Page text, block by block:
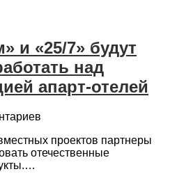
и «25/7» будут
над
апарт-отелей
проектов партнеры
отечественные